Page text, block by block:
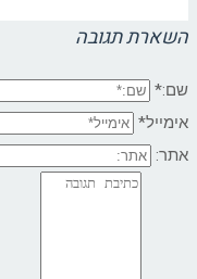
השארת תגובה
שם:*
אימייל*
אתר: